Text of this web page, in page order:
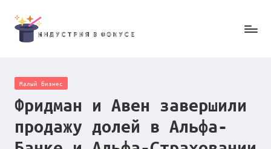
Skip
н
д
у
с
Posted
Малый бизнес
Фридман и Авен завершили
продажу долей в Альфа-